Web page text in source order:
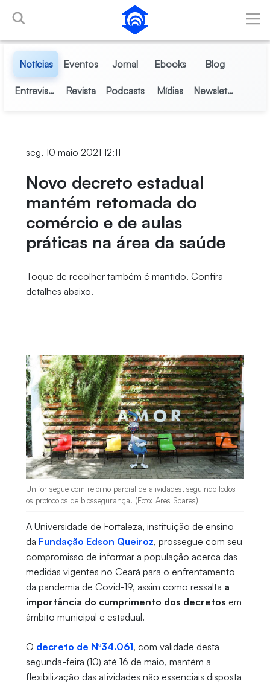
Pular para o Conteúdo principal
Notícias Eventos Jornal Ebooks Blog
Entrevistas Revista Podcasts Mídias Newsletter
seg, 10 maio 2021 12:11
Novo decreto estadual
mantém retomada do
comércio e de aulas
práticas na área da saúde
Toque de recolher também é mantido. Confira
detalhes abaixo.
Unifor segue com retorno parcial de atividades, seguindo todos
os protocolos de biossegurança. (Foto: Ares Soares)
A Universidade de Fortaleza, instituição de ensino
da Fundação Edson Queiroz, prossegue com seu
compromisso de informar a população acerca das
medidas vigentes no Ceará para o enfrentamento
da pandemia de Covid-19, assim como ressalta a
importância do cumprimento dos decretos em
âmbito municipal e estadual.
O decreto de Nº34.061, com validade desta
segunda-feira (10) até 16 de maio, mantém a
flexibilização das atividades não essenciais disposta